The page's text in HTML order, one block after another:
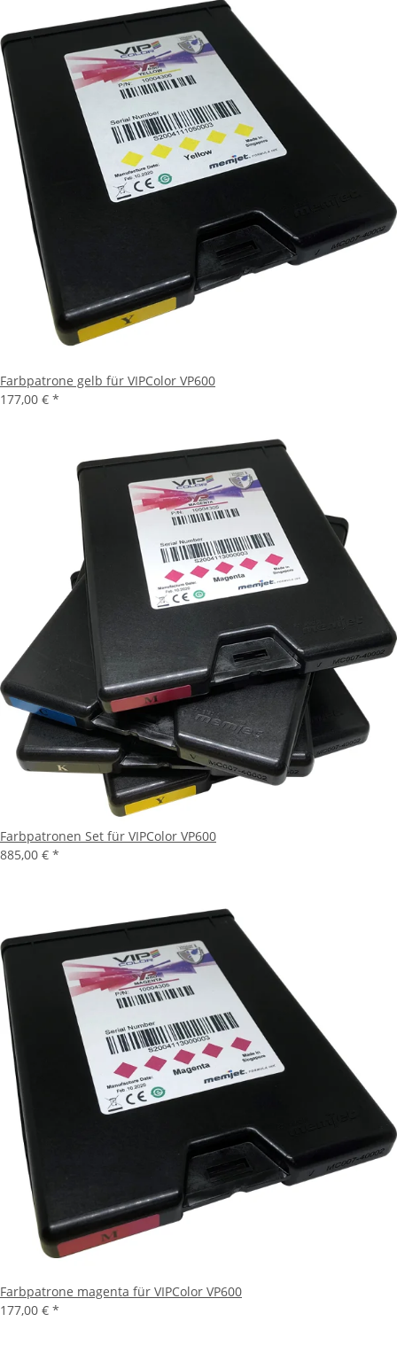
Farbpatrone gelb für VIPColor VP600
177,00 € *
Farbpatronen Set für VIPColor VP600
885,00 € *
Farbpatrone magenta für VIPColor VP600
177,00 € *